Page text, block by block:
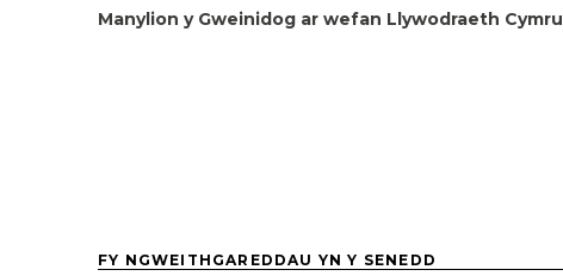
Manylion y Gweinidog ar wefan Llywodraeth Cymru
FY NGWEITHGAREDDAU YN Y SENEDD